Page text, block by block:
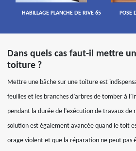
HABILLAGE PLANCHE DE RIVE 65 POSE
Dans quels cas faut-il mettre
toiture ?
Mettre une bâche sur une toiture est
feuilles et les branches d’arbres de tomber à
pendant la durée de l’exécution de travaux
solution est également avancée quand le toit
orage violent et que la réparation ne peut pas